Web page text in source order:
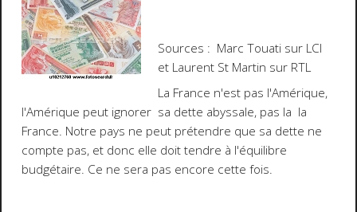
Sources : Marc Touati sur LCI
et Laurent St Martin sur RTL
La France n'est pas l'Amérique,
l'Amérique peut ignorer sa dette abyssale, pas la la
France. Notre pays ne peut prétendre que sa dette ne
compte pas, et donc elle doit tendre à l'équilibre
budgétaire. Ce ne sera pas encore cette fois.